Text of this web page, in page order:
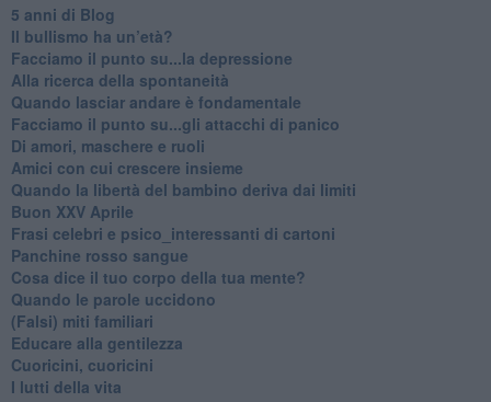
​5 anni di Blog
​Il bullismo ha un’età?
Facciamo il punto su...la depressione
​Alla ricerca della spontaneità
​Quando lasciar andare è fondamentale
Facciamo il punto su...gli attacchi di panico
Di amori, maschere e ruoli
​Amici con cui crescere insieme
​Quando la libertà del bambino deriva dai limiti
Buon XXV Aprile
​Frasi celebri e psico_interessanti di cartoni
​Panchine rosso sangue
​Cosa dice il tuo corpo della tua mente?
​Quando le parole uccidono
​(Falsi) miti familiari
​Educare alla gentilezza
​Cuoricini, cuoricini
I lutti della vita